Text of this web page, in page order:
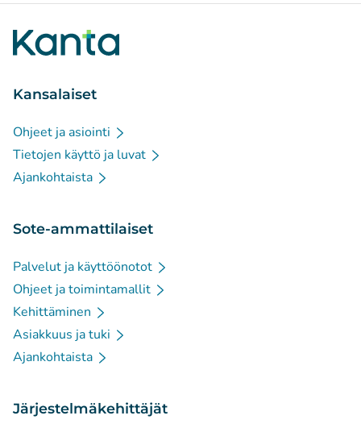
Kansalaiset
Ohjeet ja asiointi
Tietojen käyttö ja luvat
Ajankohtaista
Sote-ammattilaiset
Palvelut ja käyttöönotot
Ohjeet ja toimintamallit
Kehittäminen
Asiakkuus ja tuki
Ajankohtaista
Järjestelmäkehittäjät